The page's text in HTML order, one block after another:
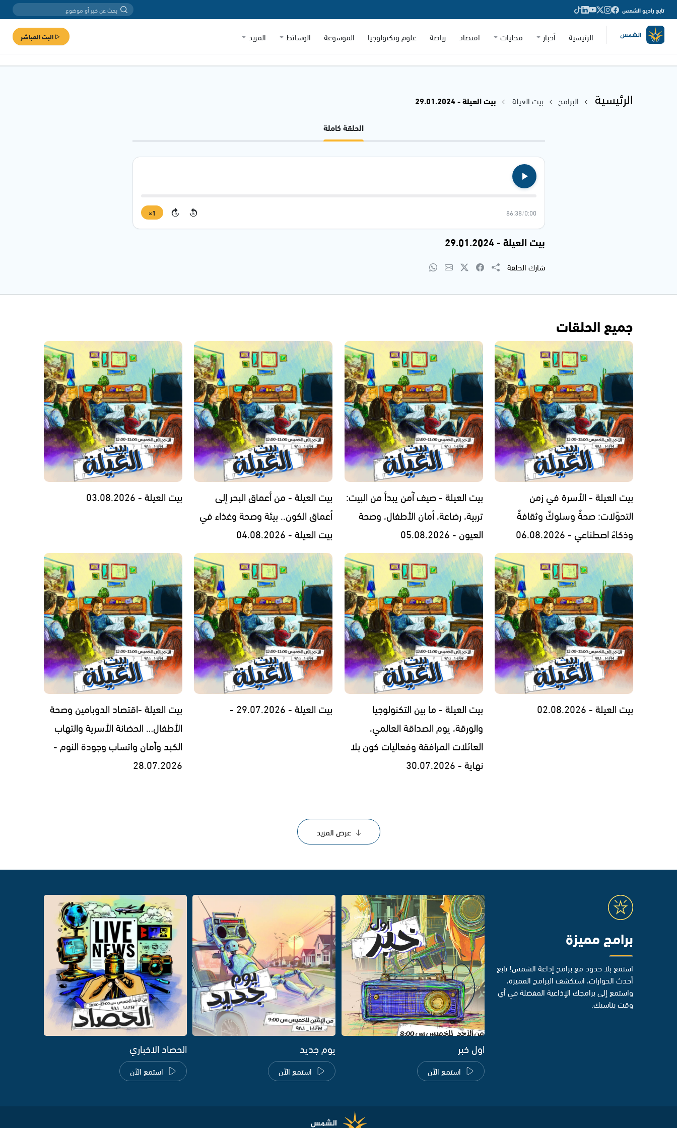
تابع راديو الشمس
الرئيسية أخبار محليات اقتصاد رياضة علوم وتكنولوجيا الموسوعة الوسائط المزيد البث المباشر
الرئيسية البرامج بيت العيلة
بيت العيلة - 29.01.2024
الحلقة كاملة
0:00
/
86:38
15
15
1×
بيت العيلة - 29.01.2024
شارك الحلقة
جميع الحلقات
بيت العيلة - الأسرة في زمن
التحوّلات: صحةٌ وسلوكٌ وثقافةٌ
وذكاءٌ اصطناعي - 06.08.2026
بيت العيلة - صيف آمن يبدأ من البيت:
تربية، رضاعة، أمان الأطفال، وصحة
العيون - 05.08.2026
بيت العيلة - من أعماق البحر إلى
أعماق الكون.. بيئة وصحة وغذاء في
بيت العيلة - 04.08.2026
بيت العيلة - 03.08.2026
بيت العيلة - 02.08.2026
بيت العيلة - ما بين التكنولوجيا
والورقة، يوم الصداقة العالمي،
العائلات المرافقة وفعاليات كون بلا
نهاية - 30.07.2026
بيت العيلة - 29.07.2026 -
بيت العيلة -اقتصاد الدوبامين وصحة
الأطفال… الحضانة الأسرية والتهاب
الكبد وأمان واتساب وجودة النوم -
28.07.2026
عرض المزيد
برامج مميزة
استمع بلا حدود مع برامج إذاعة الشمس! تابع
أحدث الحوارات، استكشف البرامج المميزة،
واستمع إلى برامجك الإذاعية المفضلة في أي
وقت يناسبك.
اول خبر
استمع الآن
يوم جديد
استمع الآن
الحصاد الاخباري
استمع الآن